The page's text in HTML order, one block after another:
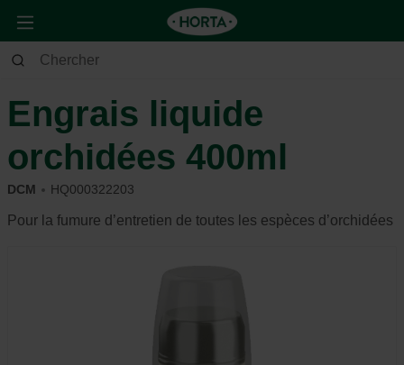
Maison & Déco
Engrais liquide
orchidées 400ml
DCM HQ000322203
Pour la fumure d’entretien de toutes les espèces d’orchidées